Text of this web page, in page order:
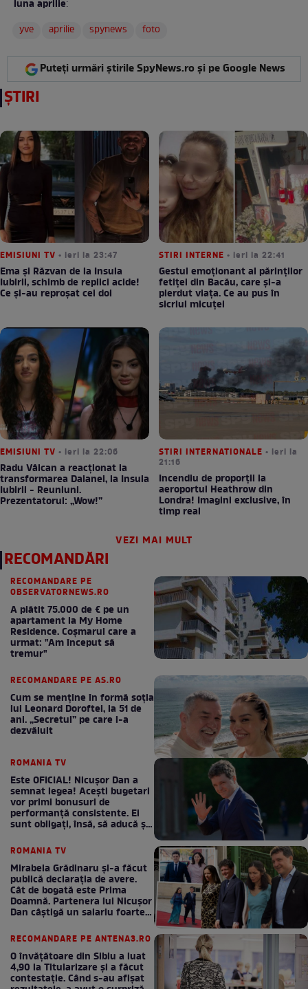
luna aprilie:
yve
aprilie spynews foto
Puteți urmări știrile SpyNews.ro și pe Google News
ȘTIRI
EMISIUNI TV • ieri la 23:47
Ema și Răzvan de la Insula
Iubirii, schimb de replici acide!
Ce și-au reproșat cei doi
STIRI INTERNE • ieri la 22:41
Gestul emoționant al părinților
fetiței din Bacău, care și-a
pierdut viața. Ce au pus în
sicriul micuței
EMISIUNI TV • ieri la 22:06
Radu Vâlcan a reacționat la
transformarea Daianei, la Insula
Iubirii - Reuniuni.
Prezentatorul: „Wow!”
STIRI INTERNATIONALE • ieri la
21:16
Incendiu de proporții la
aeroportul Heathrow din
Londra! Imagini exclusive, în
timp real
VEZI MAI MULT
RECOMANDĂRI
RECOMANDARE PE
OBSERVATORNEWS.RO
A plătit 75.000 de € pe un
apartament la My Home
Residence. Coşmarul care a
urmat: "Am început să
tremur"
RECOMANDARE PE AS.RO
Cum se menţine în formă soţia
lui Leonard Doroftei, la 51 de
ani. „Secretul” pe care l-a
dezvăluit
ROMANIA TV
Este OFICIAL! Nicușor Dan a
semnat legea! Acești bugetari
vor primi bonusuri de
performanță consistente. Ei
sunt obligați, însă, să aducă și
ROMANIA TV
Mirabela Grădinaru și-a făcut
publică declarația de avere.
Cât de bogată este Prima
Doamnă. Partenera lui Nicușor
Dan câștigă un salariu foarte
RECOMANDARE PE ANTENA3.RO
O învățătoare din Sibiu a luat
4,90 la Titularizare și a făcut
contestație. Când s-au afișat